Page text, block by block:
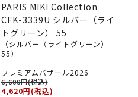
PARIS MIKI Collection
CFK-3339U シルバー（ライ
トグリーン） 55
（シルバー（ライトグリーン）
55）
プレミアムバザール2026
6,600円(税込)
4,620円(税込)